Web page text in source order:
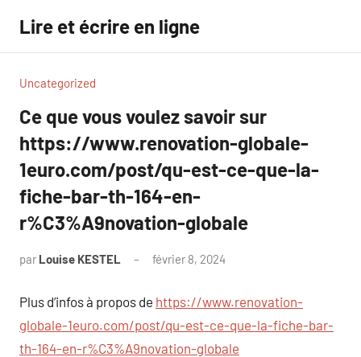
contenu
Lire et écrire en ligne
Uncategorized
Ce que vous voulez savoir sur
https://www.renovation-globale-
1euro.com/post/qu-est-ce-que-la-
fiche-bar-th-164-en-
r%C3%A9novation-globale
par Louise KESTEL février 8, 2024
Plus d’infos à propos de https://www.renovation-
globale-1euro.com/post/qu-est-ce-que-la-fiche-bar-
th-164-en-r%C3%A9novation-globale